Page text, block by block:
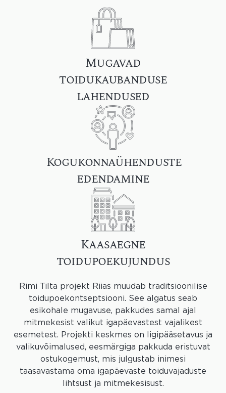
Mugavad
toidukaubanduse
lahendused
Kogukonnaühenduste
edendamine
Kaasaegne
toidupoekujundus
Rimi Tilta projekt Riias muudab traditsioonilise
toidupoekontseptsiooni. See algatus seab
esikohale mugavuse, pakkudes samal ajal
mitmekesist valikut igapäevastest vajalikest
esemetest. Projekti keskmes on ligipääsetavus ja
valikuvõimalused, eesmärgiga pakkuda eristuvat
ostukogemust, mis julgustab inimesi
taasavastama oma igapäevaste toiduvajaduste
lihtsust ja mitmekesisust.